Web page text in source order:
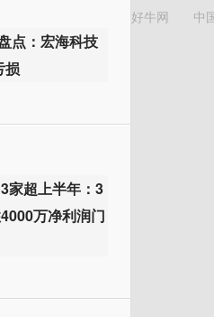
点：宏海科技
损
家超上半年：3
万净利润门
好牛网 中